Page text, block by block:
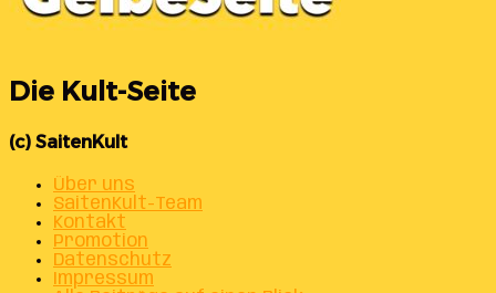
Die Kult-Seite
(c) SaitenKult
Über uns
SaitenKult-Team
Kontakt
Promotion
Datenschutz
Impressum